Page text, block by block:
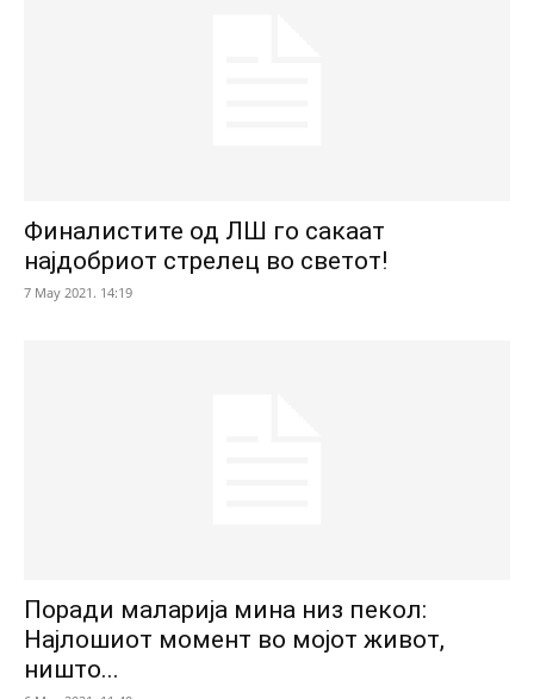
Финалистите од ЛШ го сакаат
најдобриот стрелец во светот!
7 May 2021. 14:19
Поради маларија мина низ пекол:
Најлошиот момент во мојот живот,
ништо...